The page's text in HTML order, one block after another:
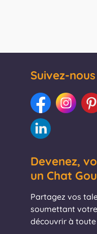
Suivez-nous
Devenez,
un Chat
Partagez vos
soumettant
découvrir à